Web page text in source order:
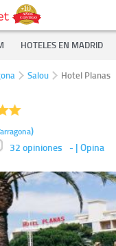
HOTELES EN MADRID
Salou Hotel Planas
)
32 opiniones - | Opina